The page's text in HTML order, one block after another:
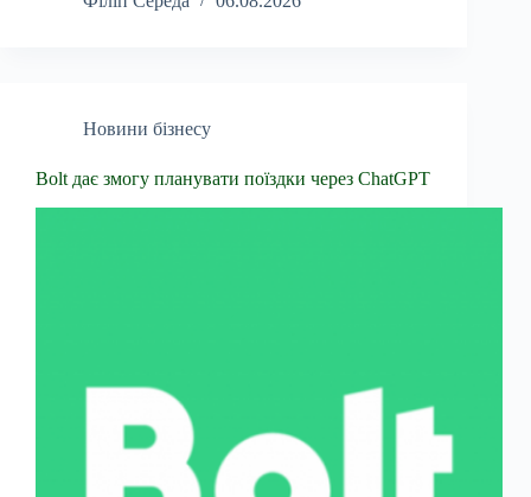
Новини бізнесу
Bolt дає змогу планувати поїздки через ChatGPT